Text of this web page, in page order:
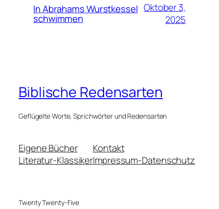
In Abrahams Wurstkessel
schwimmen
Oktober 3,
2025
Biblische Redensarten
Geflügelte Worte, Sprichwörter und Redensarten
Eigene Bücher
Literatur-Klassiker
Kontakt
Impressum-Datenschutz
Twenty Twenty-Five